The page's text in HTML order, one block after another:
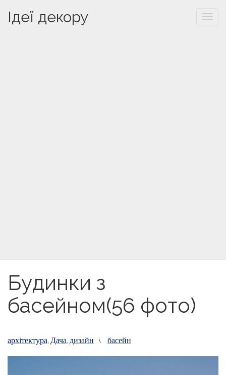
Ідеї декору
Будинки з
басейном(56 фото)
архітектура, Дача, дизайн \ басейн